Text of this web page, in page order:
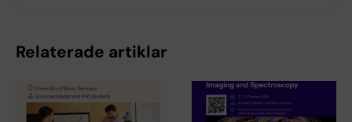
Relaterade artiklar